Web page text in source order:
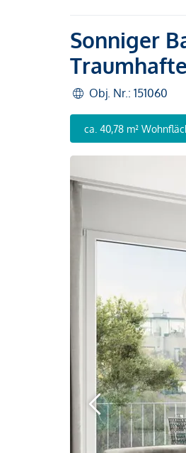
Sonniger
Obj. Nr.: 151060
ca. 40,78 m²